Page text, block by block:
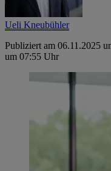
Ueli Kneubühler
Publiziert am 06.11.2025
um 07:55 Uhr